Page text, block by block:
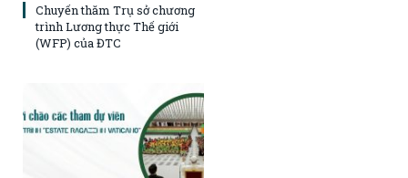
Chuyến thăm Trụ sở chương
trình Lương thực Thế giới
(WFP) của ĐTC